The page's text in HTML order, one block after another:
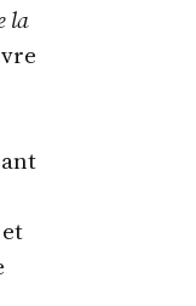
la